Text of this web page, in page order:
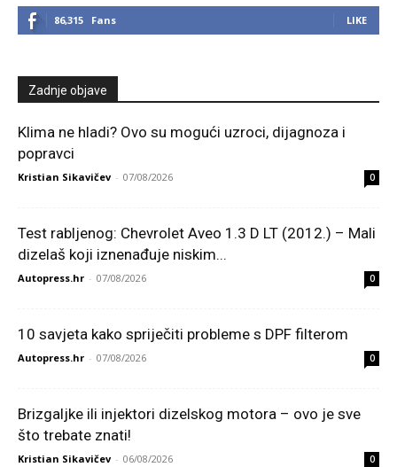
86,315 Fans LIKE
Zadnje objave
Klima ne hladi? Ovo su mogući uzroci, dijagnoza i
popravci
Kristian Sikavičev - 07/08/2026 0
Test rabljenog: Chevrolet Aveo 1.3 D LT (2012.) – Mali
dizelaš koji iznenađuje niskim...
Autopress.hr - 07/08/2026 0
10 savjeta kako spriječiti probleme s DPF filterom
Autopress.hr - 07/08/2026 0
Brizgaljke ili injektori dizelskog motora – ovo je sve
što trebate znati!
Kristian Sikavičev - 06/08/2026 0